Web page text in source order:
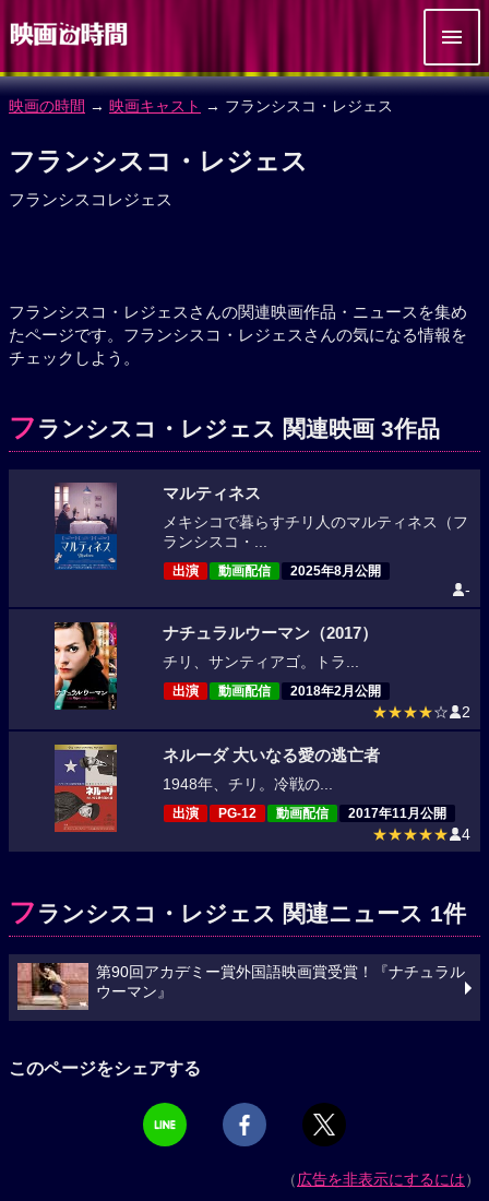
映画の時間 → 映画キャスト → フランシスコ・レジェス
フランシスコ・レジェス
フランシスコレジェス
フランシスコ・レジェスさんの関連映画作品・ニュースを集め
たページです。フランシスコ・レジェスさんの気になる情報を
チェックしよう。
フ ランシスコ・レジェス 関連映画 3作品
マルティネス
メキシコで暮らすチリ人のマルティネス（フ
ランシスコ・...
出演 動画配信 2025年8月公開
-
ナチュラルウーマン（2017）
チリ、サンティアゴ。トラ...
出演 動画配信 2018年2月公開
★★★★☆ 2
ネルーダ 大いなる愛の逃亡者
1948年、チリ。冷戦の...
出演 PG-12 動画配信 2017年11月公開
★★★★★ 4
フ ランシスコ・レジェス 関連ニュース 1件
第90回アカデミー賞外国語映画賞受賞！『ナチュラル
ウーマン』
このページをシェアする
（広告を非表示にするには）